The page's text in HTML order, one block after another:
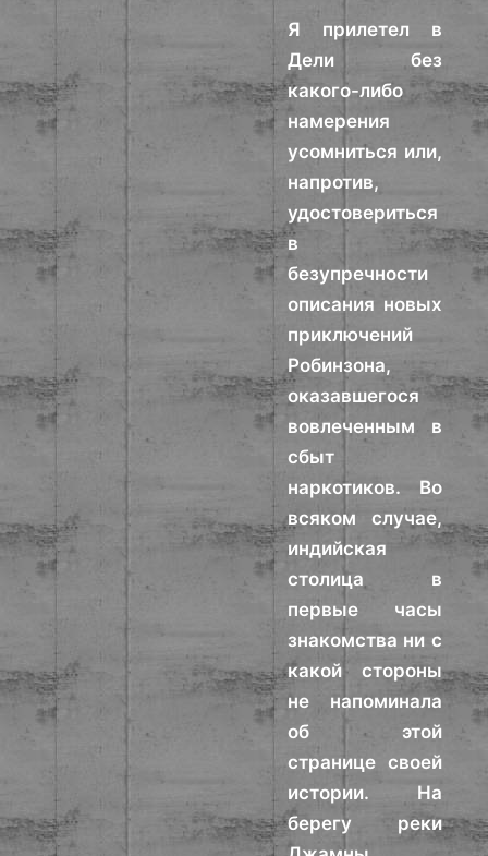
Я прилетел в
Дели без
какого-либо
намерения
усомниться или,
напротив,
удостовериться
в
безупречности
описания новых
приключений
Робинзона,
оказавшегося
вовлеченным в
сбыт
наркотиков. Во
всяком случае,
индийская
столица в
первые часы
знакомства ни с
какой стороны
не напоминала
об этой
странице своей
истории. На
берегу реки